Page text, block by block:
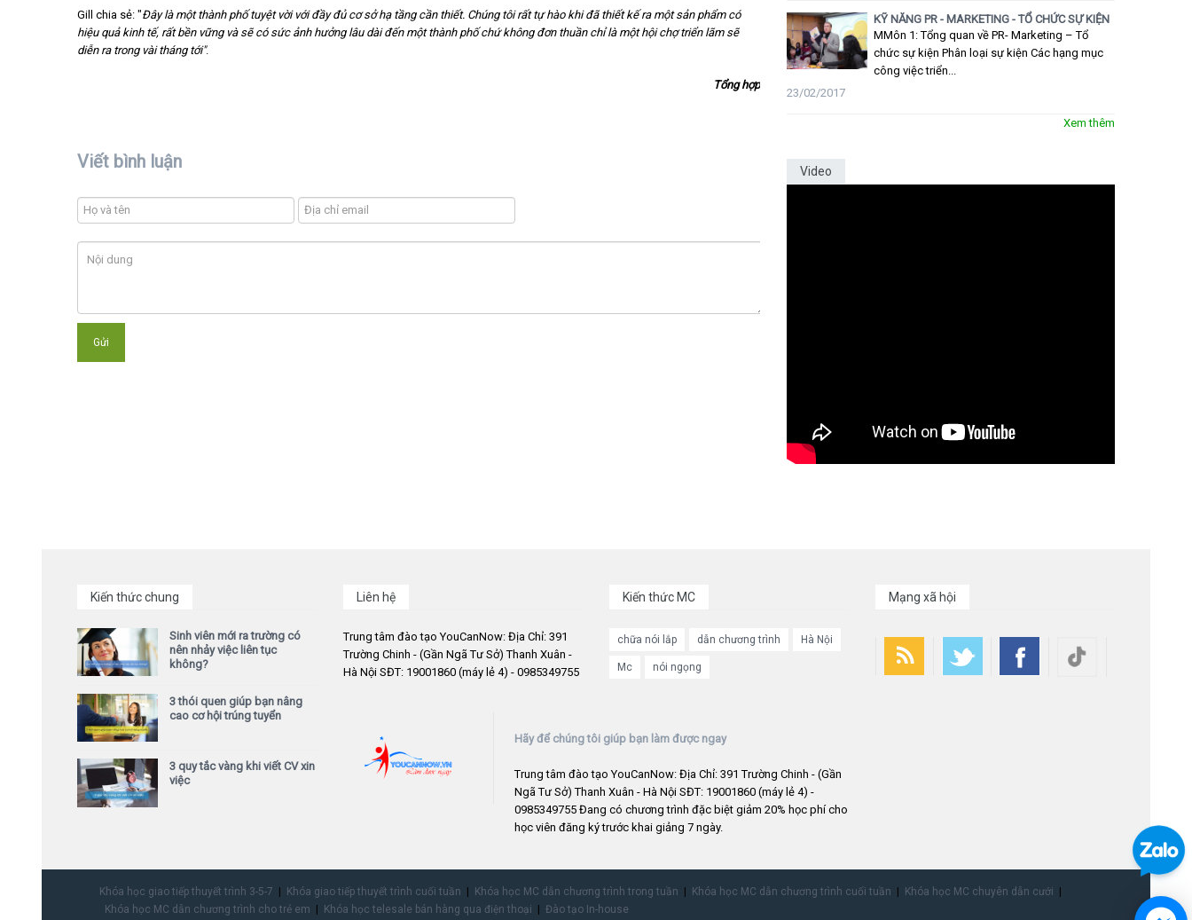
Gill chia sẻ: "Đây là một thành phố tuyệt vời với đầy đủ cơ sở hạ tầng cần thiết. Chúng tôi rất tự hào khi đã thiết kế ra một sản phẩm có
hiệu quả kinh tế, rất bền vững và sẽ có sức ảnh hưởng lâu dài đến một thành phố chứ không đơn thuần chỉ là một hội chợ triển lãm sẽ
diễn ra trong vài tháng tới".
Tổng hợp
Viết bình luận
KỸ NĂNG PR - MARKETING - TỔ CHỨC SỰ KIỆN
MMôn 1: Tổng quan về PR- Marketing – Tổ
chức sự kiện Phân loại sự kiện Các hạng mục
công việc triển...
23/02/2017
Xem thêm
Video
Kiến thức chung
Sinh viên mới ra trường có
nên nhảy việc liên tục
không?
3 thói quen giúp bạn nâng
cao cơ hội trúng tuyển
3 quy tắc vàng khi viết CV xin
việc
Liên hệ
Trung tâm đào tạo YouCanNow: Địa Chỉ: 391
Trường Chinh - (Gần Ngã Tư Sở) Thanh Xuân -
Hà Nội SĐT: 19001860 (máy lẻ 4) - 0985349755
Kiến thức MC
chữa nói lắp dẫn chương trình Hà Nội
Mc nói ngọng
Mạng xã hội
Hãy để chúng tôi giúp bạn làm được ngay
Trung tâm đào tạo YouCanNow: Địa Chỉ: 391 Trường Chinh - (Gần
Ngã Tư Sở) Thanh Xuân - Hà Nội SĐT: 19001860 (máy lẻ 4) -
0985349755 Đang có chương trình đặc biệt giảm 20% học phí cho
học viên đăng ký trước khai giảng 7 ngày.
Khóa học giao tiếp thuyết trình 3-5-7 Khóa giao tiếp thuyết trình cuối tuần Khóa học MC dẫn chương trình trong tuần Khóa học MC dẫn chương trình cuối tuần
Khóa học MC chuyên dẫn cưới
Khóa học MC dẫn chương trình cho trẻ em
Khóa học telesale bán hàng qua điện thoại Đào tạo In-house